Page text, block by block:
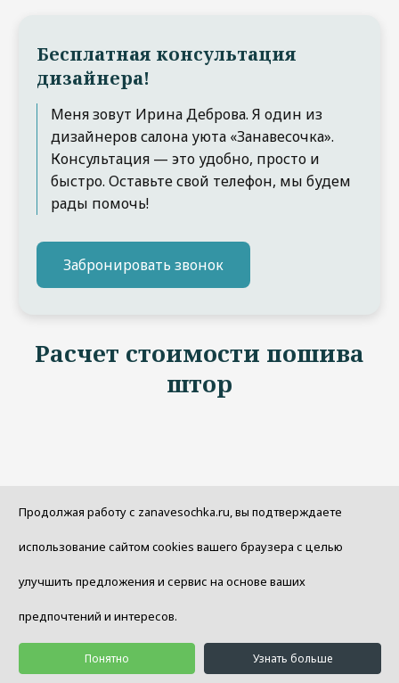
Бесплатная консультация
дизайнера!
Меня зовут Ирина Деброва. Я один из
дизайнеров салона уюта «Занавесочка».
Консультация — это удобно, просто и
быстро. Оставьте свой телефон, мы будем
рады помочь!
Забронировать звонок
Расчет стоимости пошива
штор
Продолжая работу с zanavesochka.ru, вы подтверждаете
использование сайтом cookies вашего браузера с целью
улучшить предложения и сервис на основе ваших
предпочтений и интересов.
Понятно Узнать больше